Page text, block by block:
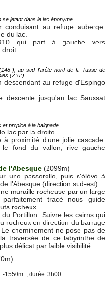
jetant dans le lac éponyme.
au refuge auberge.
du lac.
qui part à gauche vers
droit.
au sud l'arête nord de la Tusse de
(210°)
descendant au refuge d'Espingo
descente jusqu'au lac Saussat
et propice à la baignade
lac par la droite.
proximité d'une jolie cascade.
le fond du vallon, rive gauche
l'Abesque (2099m)
une passerelle, puis s'élève à
l'Abesque (direction sud-est).
muraille rocheuse par un large
tracé nous guide
rocheux.
Portillon. Suivre les cairns qui
rocheux en direction du barrage
cheminement ne pose pas de
traversée de ce labyrinthe de
délicat par faible visibilité.
-1550m ; durée: 3h00